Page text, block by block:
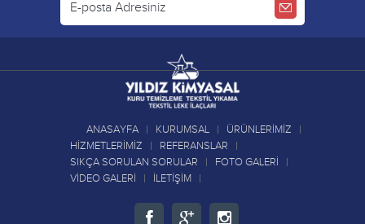
ANASAYFA KURUMSAL
ÜRÜNLERİMİZ
HİZMETLERİMİZ
REFERANSLAR
SIKÇA SORULAN SORULAR
FOTO GALERİ
VİDEO GALERİ
İLETİŞİM